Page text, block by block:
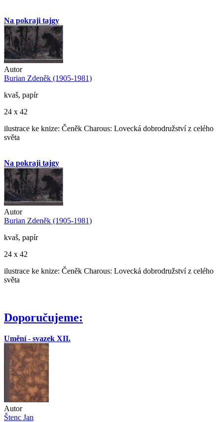
Na pokraji tajgy
Autor
Burian Zdeněk (1905-1981)
kvaš, papír
24 x 42
ilustrace ke knize: Čeněk Charous: Lovecká dobrodružství z celého
světa
Na pokraji tajgy
Autor
Burian Zdeněk (1905-1981)
kvaš, papír
24 x 42
ilustrace ke knize: Čeněk Charous: Lovecká dobrodružství z celého
světa
Doporučujeme:
Umění - svazek XII.
Autor
Štenc Jan